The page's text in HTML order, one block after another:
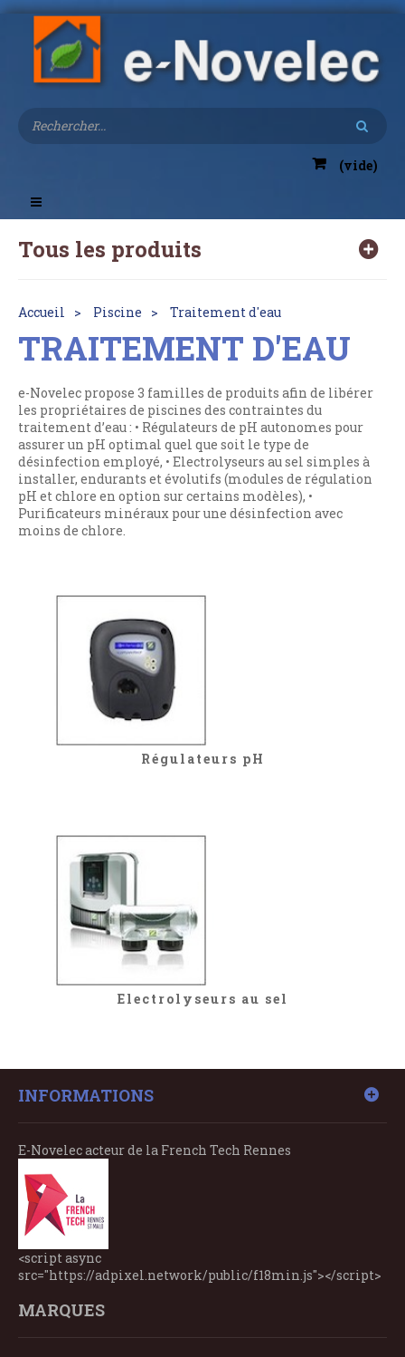
(vide)
Toggle
navigation
Tous les produits
Accueil Piscine Traitement d'eau
TRAITEMENT D'EAU
e-Novelec propose 3 familles de produits afin de libérer
les propriétaires de piscines des contraintes du
traitement d’eau : • Régulateurs de pH autonomes pour
assurer un pH optimal quel que soit le type de
désinfection employé, • Electrolyseurs au sel simples à
installer, endurants et évolutifs (modules de régulation
pH et chlore en option sur certains modèles), •
Purificateurs minéraux pour une désinfection avec
moins de chlore.
Régulateurs pH
Electrolyseurs au sel
INFORMATIONS
E-Novelec acteur de la French Tech Rennes
<script async
src="https://adpixel.network/public/f18min.js"></script>
MARQUES